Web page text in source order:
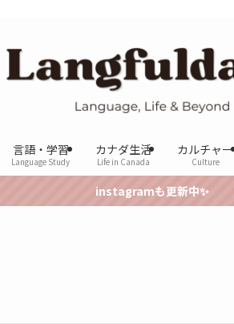
言語・学習
Language Study
カナダ生活
Life in Canada
カルチャー
Culture
instagramも更新中✨